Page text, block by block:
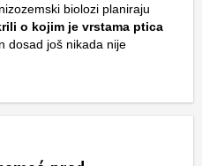
biolozi planiraju
o kojim je vrstama ptica
dosad još nikada nije